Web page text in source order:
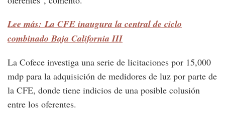
Lee más: La CFE inaugura la central de ciclo
combinado Baja California III
La Cofece investiga una serie de licitaciones por 15,000
mdp para la adquisición de medidores de luz por parte de
la CFE, donde tiene indicios de una posible colusión
entre los oferentes.